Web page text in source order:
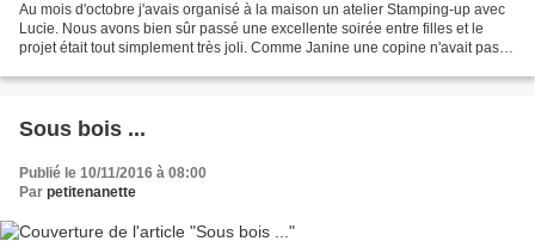
Au mois d'octobre j'avais organisé à la maison un atelier Stamping-up avec
Lucie. Nous avons bien sûr passé une excellente soirée entre filles et le
projet était tout simplement très joli. Comme Janine une copine n'avait pas
Sous bois ...
Publié le 10/11/2016 à 08:00
Par petitenanette